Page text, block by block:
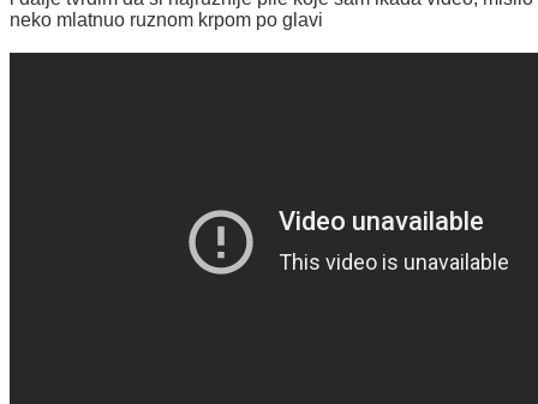
neko mlatnuo ruznom krpom po glavi